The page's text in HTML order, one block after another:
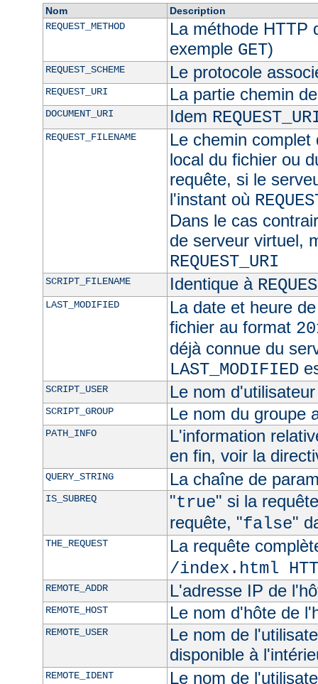
Nom
Description
REQUEST_METHOD
La méthode HTTP
exemple GET)
REQUEST_SCHEME Le protocole
REQUEST_URI La partie chemin
DOCUMENT_URI Idem
REQUEST_FILENAME
Le chemin
local du fichier ou
requête, si le
l'instant où
Dans le cas
de serveur virtuel,
REQUEST_URI
SCRIPT_FILENAME Identique à
LAST_MODIFIED
La date et heure
fichier au format
déjà connue du
LAST_MODIFIED
SCRIPT_USER Le nom
SCRIPT_GROUP Le nom du groupe
PATH_INFO
L'information
en fin, voir la
QUERY_STRING La chaîne de
IS_SUBREQ "true" si la
requête, "false"
THE_REQUEST
La requête
/index.html
REMOTE_ADDR L'adresse IP de
REMOTE_HOST Le nom d'hôte de
REMOTE_USER
Le nom de
disponible à
REMOTE_IDENT Le nom de